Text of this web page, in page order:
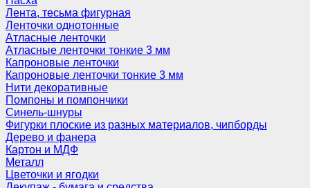
Лента, тесьма фигурная
Ленточки однотонные
Атласные ленточки
Атласные ленточки тонкие 3 мм
Капроновые ленточки
Капроновые ленточки тонкие 3 мм
Нити декоративные
Помпоны и помпончики
Синель-шнуры
Фигурки плоские из разных материалов, чипборды
Дерево и фанера
Картон и МДФ
Металл
Цветочки и ягодки